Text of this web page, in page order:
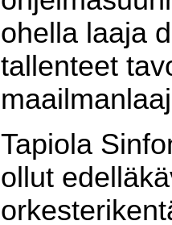
ohella laaja
tallenteet
Tapiola
ollut